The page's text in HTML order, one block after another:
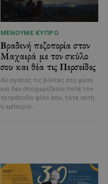
ΜΈΝΟΥΜΕ ΚΎΠΡΟ
Βραδινή πεζοπορία στον
Μαχαιρά με τον σκύλο
σου και θέα τις Περσείδες
Αν αγαπάς τις βόλτες στη φύση
και δεν αποχωρίζεσαι ποτέ τον
τετράποδο φίλο σου, τότε αυτή
η εμπειρία...